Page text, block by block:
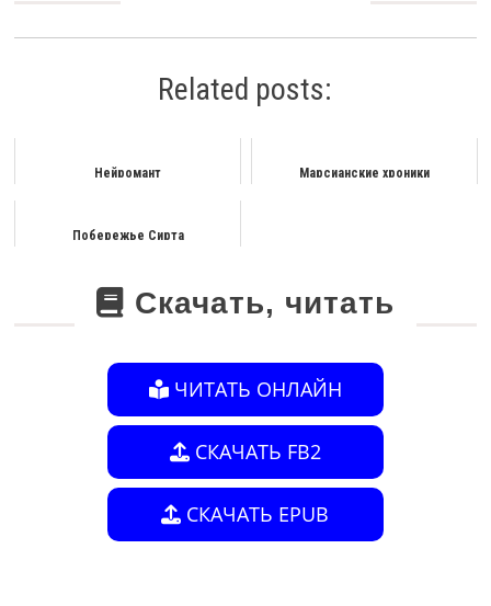
Related posts:
Нейромант Марсианские хроники
Побережье Сирта
Скачать, читать
ЧИТАТЬ ОНЛАЙН
СКАЧАТЬ FB2
СКАЧАТЬ EPUB